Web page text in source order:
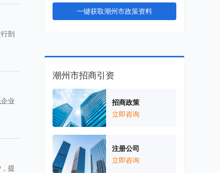
剖
业
提
一键获取潮州市政策资料
潮州市招商引资
招商政策
立即咨询
注册公司
立即咨询